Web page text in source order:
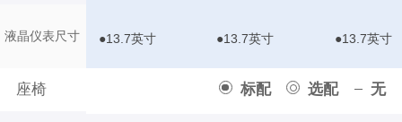
液晶仪表尺寸
座椅 标配 选配 无
●13.7英寸 ●13.7英寸 ●13.7英寸